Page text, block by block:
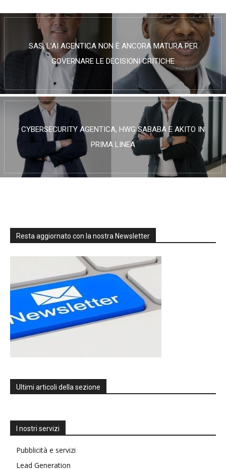
SAS, L’AI AGENTICA NON È ANCORA MATURA PER
GOVERNARE LE DECISIONI CRITICHE
CYBERSECURITY AGENTICA, HWG SABABA E AKITO IN
PRIMA LINEA
Resta aggiornato con la nostra Newsletter
Ultimi articoli della sezione
I nostri servizi
Pubblicità e servizi
Lead Generation